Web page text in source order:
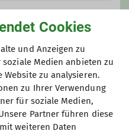
tannenbaum-
zu Fuß"
unter
Cookies
und Anzeigen zu
Medien anbieten zu
zu analysieren.
zu Ihrer Verwendung
für soziale Medien,
Partner führen diese
weiteren Daten